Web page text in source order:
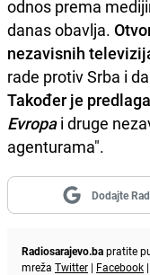
odnos prema
danas obavlja.
nezavisnih
rade protiv Srba i
Također je
Evropai druge
agenturama".
Dodajte
Radiosarajevo.bapratite
mreža Twitter | Facebook |